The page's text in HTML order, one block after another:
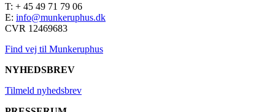
T: + 45 49 71 79 06
E: info@munkeruphus.dk
CVR 12469683
Find vej til Munkeruphus
NYHEDSBREV
Tilmeld nyhedsbrev